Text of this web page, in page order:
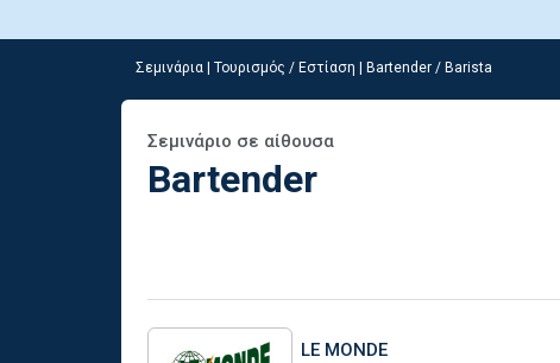
Σεμινάρια Τουρισμός / Εστίαση Bartender / Barista
Σεμινάριο σε αίθουσα
Bartender
LE MONDE